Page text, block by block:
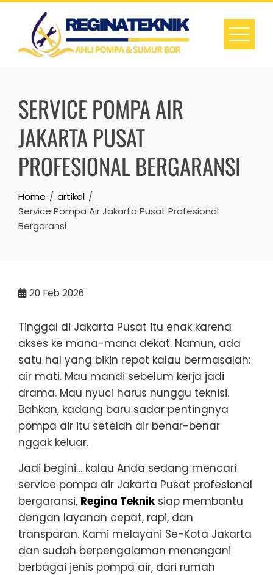
Skip
content
SERVICE POMPA AIR
JAKARTA PUSAT
PROFESIONAL BERGARANSI
Home
artikel
Service Pompa Air Jakarta Pusat Profesional
Bergaransi
20 Feb 2026
Tinggal di Jakarta Pusat itu enak karena
akses ke mana-mana dekat. Namun, ada
satu hal yang bikin repot kalau bermasalah:
air mati. Mau mandi sebelum kerja jadi
drama. Mau nyuci harus nunggu teknisi.
Bahkan, kadang baru sadar pentingnya
pompa air itu setelah air benar-benar
nggak keluar.
Jadi begini… kalau Anda sedang mencari
service pompa air Jakarta Pusat profesional
bergaransi, Regina Teknik siap membantu
dengan layanan cepat, rapi, dan
transparan. Kami melayani Se-Kota Jakarta
dan sudah berpengalaman menangani
berbagai jenis pompa air, dari rumah